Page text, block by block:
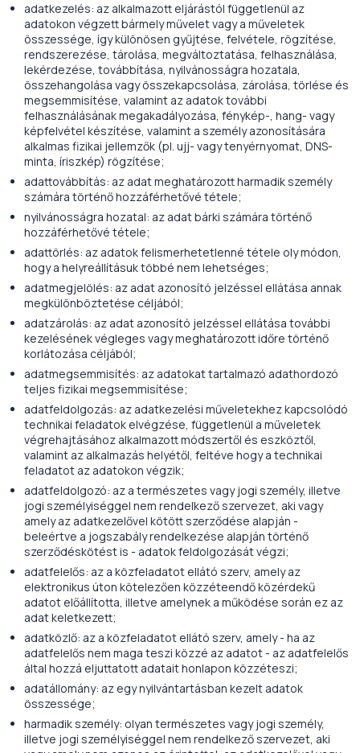
adatkezelés: az alkalmazott eljárástól függetlenül az
adatokon végzett bármely művelet vagy a műveletek
összessége, így különösen gyűjtése, felvétele, rögzítése,
rendszerezése, tárolása, megváltoztatása, felhasználása,
lekérdezése, továbbítása, nyilvánosságra hozatala,
összehangolása vagy összekapcsolása, zárolása, törlése és
megsemmisítése, valamint az adatok további
felhasználásának megakadályozása, fénykép-, hang- vagy
képfelvétel készítése, valamint a személy azonosítására
alkalmas fizikai jellemzők (pl. ujj- vagy tenyérnyomat, DNS-
minta, íriszkép) rögzítése;
adattovábbítás: az adat meghatározott harmadik személy
számára történő hozzáférhetővé tétele;
nyilvánosságra hozatal: az adat bárki számára történő
hozzáférhetővé tétele;
adattörlés: az adatok felismerhetetlenné tétele oly módon,
hogy a helyreállításuk többé nem lehetséges;
adatmegjelölés: az adat azonosító jelzéssel ellátása annak
megkülönböztetése céljából;
adatzárolás: az adat azonosító jelzéssel ellátása további
kezelésének végleges vagy meghatározott időre történő
korlátozása céljából;
adatmegsemmisítés: az adatokat tartalmazó adathordozó
teljes fizikai megsemmisítése;
adatfeldolgozás: az adatkezelési műveletekhez kapcsolódó
technikai feladatok elvégzése, függetlenül a műveletek
végrehajtásához alkalmazott módszertől és eszköztől,
valamint az alkalmazás helyétől, feltéve hogy a technikai
feladatot az adatokon végzik;
adatfeldolgozó: az a természetes vagy jogi személy, illetve
jogi személyiséggel nem rendelkező szervezet, aki vagy
amely az adatkezelővel kötött szerződése alapján -
beleértve a jogszabály rendelkezése alapján történő
szerződéskötést is - adatok feldolgozását végzi;
adatfelelős: az a közfeladatot ellátó szerv, amely az
elektronikus úton kötelezően közzéteendő közérdekű
adatot előállította, illetve amelynek a működése során ez az
adat keletkezett;
adatközlő: az a közfeladatot ellátó szerv, amely - ha az
adatfelelős nem maga teszi közzé az adatot - az adatfelelős
által hozzá eljuttatott adatait honlapon közzéteszi;
adatállomány: az egy nyilvántartásban kezelt adatok
összessége;
harmadik személy: olyan természetes vagy jogi személy,
illetve jogi személyiséggel nem rendelkező szervezet, aki